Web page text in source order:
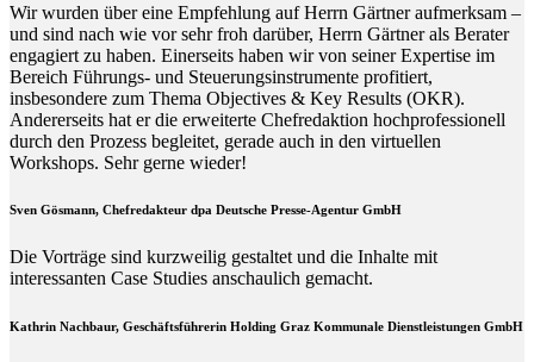
Wir wurden über eine Empfehlung auf Herrn Gärtner aufmerksam –
und sind nach wie vor sehr froh darüber, Herrn Gärtner als Berater
engagiert zu haben. Einerseits haben wir von seiner Expertise im
Bereich Führungs- und Steuerungsinstrumente profitiert,
insbesondere zum Thema Objectives & Key Results (OKR).
Andererseits hat er die erweiterte Chefredaktion hochprofessionell
durch den Prozess begleitet, gerade auch in den virtuellen
Workshops. Sehr gerne wieder!
Sven Gösmann, Chefredakteur dpa Deutsche Presse-Agentur GmbH
Die Vorträge sind kurzweilig gestaltet und die Inhalte mit
interessanten Case Studies anschaulich gemacht.
Kathrin Nachbaur, Geschäftsführerin Holding Graz Kommunale Dienstleistungen GmbH